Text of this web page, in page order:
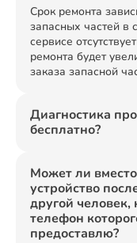
Срок ремонта
запасных частей в
сервисе
ремонта будет
заказа запасной
Диагностика
бесплатно?
Может ли
устройство
другой человек,
телефон
предоставлю?